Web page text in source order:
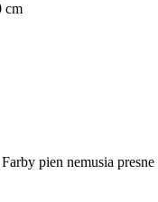
cm
pien nemusia